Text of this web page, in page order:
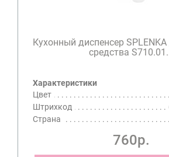
Кухонный диспенсер
средства
Характеристики
Цвет
Штрихкод
Страна
760р.